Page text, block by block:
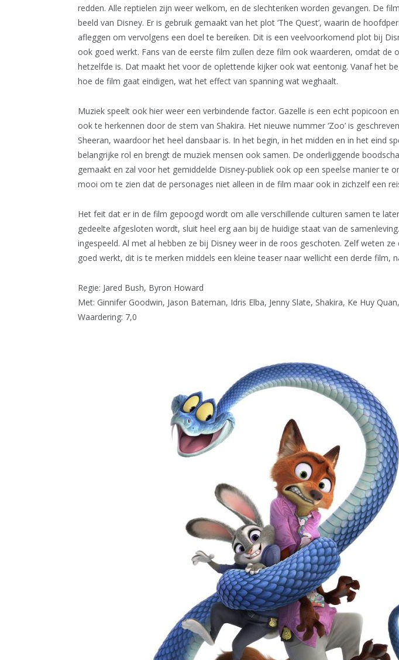
redden. Alle reptielen zijn weer welkom, en de slechteriken worden gevangen. De
beeld van Disney. Er is gebruik gemaakt van het plot ‘The Quest’, waarin de
afleggen om vervolgens een doel te bereiken. Dit is een veelvoorkomend plot bij
ook goed werkt. Fans van de eerste film zullen deze film ook waarderen, omdat de
hetzelfde is. Dat maakt het voor de oplettende kijker ook wat eentonig. Vanaf het
hoe de film gaat eindigen, wat het effect van spanning wat weghaalt.
Muziek speelt ook hier weer een verbindende factor. Gazelle is een echt popicoon
ook te herkennen door de stem van Shakira. Het nieuwe nummer ‘Zoo’ is
Sheeran, waardoor het heel dansbaar is. In het begin, in het midden en in het eind
belangrijke rol en brengt de muziek mensen ook samen. De onderliggende
gemaakt en zal voor het gemiddelde Disney-publiek ook op een speelse manier te
mooi om te zien dat de personages niet alleen in de film maar ook in zichzelf een
Het feit dat er in de film gepoogd wordt om alle verschillende culturen samen te
gedeelte afgesloten wordt, sluit heel erg aan bij de huidige staat van de
ingespeeld. Al met al hebben ze bij Disney weer in de roos geschoten. Zelf weten
goed werkt, dit is te merken middels een kleine teaser naar wellicht een derde film,
Regie: Jared Bush, Byron Howard
Met: Ginnifer Goodwin, Jason Bateman, Idris Elba, Jenny Slate, Shakira, Ke Huy
Waardering: 7,0